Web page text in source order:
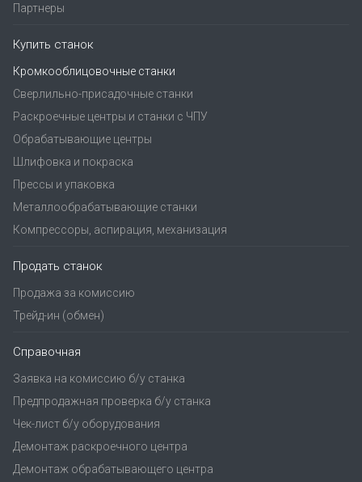
Партнеры
Купить станок
Кромкооблицовочные станки
Сверлильно-присадочные станки
Раскроечные центры и станки с ЧПУ
Обрабатывающие центры
Шлифовка и покраска
Прессы и упаковка
Металлообрабатывающие станки
Компрессоры, аспирация, механизация
Продать станок
Продажа за комиссию
Трейд-ин (обмен)
Справочная
Заявка на комиссию б/у станка
Предпродажная проверка б/у станка
Чек-лист б/у оборудования
Демонтаж раскроечного центра
Демонтаж обрабатывающего центра